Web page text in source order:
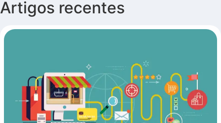
Artigos recentes